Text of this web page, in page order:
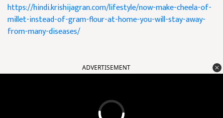
https://hindi.krishijagran.com/lifestyle/now-make-cheela-of-
millet-instead-of-gram-flour-at-home-you-will-stay-away-
from-many-diseases/
ADVERTISEMENT